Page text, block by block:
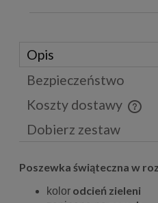
Opis
Bezpieczeństwo
Koszty dostawy
Cena nie zawiera ewentualnych
Dobierz zestaw
Poszewka świąteczna w
kolor odcień zieleni